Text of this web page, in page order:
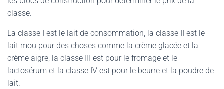
classe.
La classe I est le lait de consommation, la classe II est le
lait mou pour des choses comme la crème glacée et la
crème aigre, la classe III est pour le fromage et le
lactosérum et la classe IV est pour le beurre et la poudre de
lait.